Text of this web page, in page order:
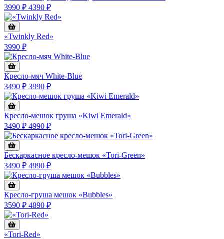
3990 ₽ 4390 ₽
«Twinkly Red»
3990 ₽
Кресло-мяч White-Blue
3490 ₽ 3990 ₽
Кресло-мешок груша «Kiwi Emerald»
3490 ₽ 4990 ₽
Бескаркасное кресло-мешок «Tori-Green»
3490 ₽ 4990 ₽
Кресло-груша мешок «Bubbles»
3590 ₽ 4890 ₽
«Tori-Red»